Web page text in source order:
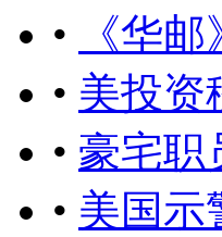
•
《华
• 美投资
• 豪宅职
• 美国示